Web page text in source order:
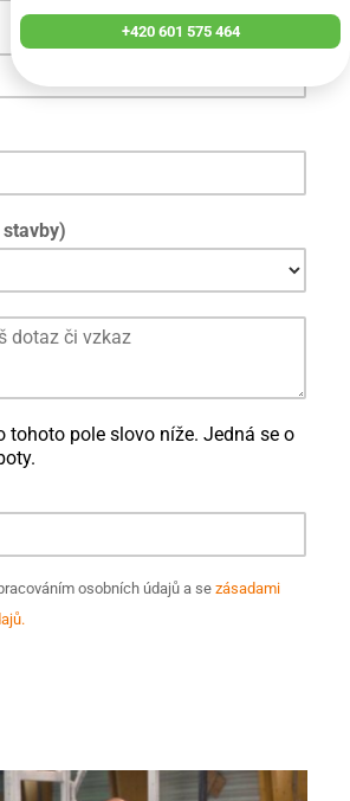
tohoto pole slovo níže. Jedná se o
osobních údajů a sezásadami
+420 601 575 464